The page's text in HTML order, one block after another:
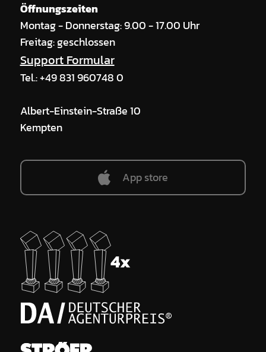
Öffnungszeiten
Montag - Donnerstag: 9.00 - 17.00 Uhr
Freitag: geschlossen
Support Formular
Tel.: +49 831 960748 0
Albert-Einstein-Straße 10
Kempten
App store